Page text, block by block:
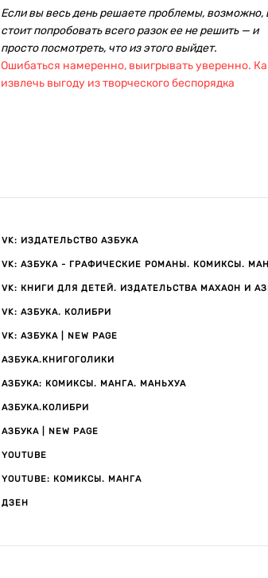
Если вы весь день решаете проблемы, возможно,
стоит попробовать всего разок ее не решить — и
просто посмотреть, что из этого выйдет.
Ошибаться намеренно, выигрывать уверенно.
извлечь выгоду из творческого беспорядка
VK: ИЗДАТЕЛЬСТВО АЗБУКА
VK: АЗБУКА - ГРАФИЧЕСКИЕ РОМАНЫ. КОМИКСЫ.
VK: КНИГИ ДЛЯ ДЕТЕЙ. ИЗДАТЕЛЬСТВА МАХАОН И
VK: АЗБУКА. КОЛИБРИ
VK: АЗБУКА | NEW PAGE
АЗБУКА.КНИГОГОЛИКИ
АЗБУКА: КОМИКСЫ. МАНГА. МАНЬХУА
АЗБУКА.КОЛИБРИ
АЗБУКА | NEW PAGE
YOUTUBE
YOUTUBE: КОМИКСЫ. МАНГА
ДЗЕН